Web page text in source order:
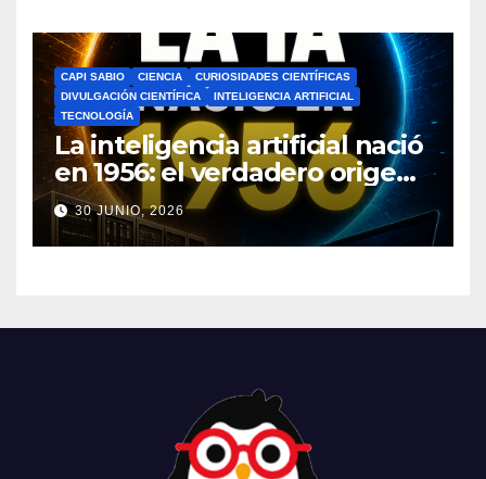
CAPI SABIO CIENCIA
CURIOSIDADES CIENTÍFICAS
DIVULGACIÓN CIENTÍFICA
INTELIGENCIA ARTIFICIAL
TECNOLOGÍA
La inteligencia artificial nació
en 1956: el verdadero origen
de la IA que cambió el
mundo
30 JUNIO, 2026